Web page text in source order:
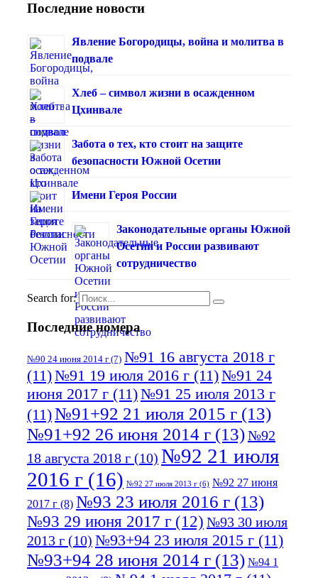
Последние новости
Явление Богородицы, война и молитва в
подвале
Хлеб – символ жизни в осажденном
Цхинвале
Забота о тех, кто стоит на защите
безопасности Южной Осетии
Имени Героя России
Законодательные органы Южной
Осетии и России развивают
сотрудничество
Search for:
Последние номера
№90 24 июня 2014 г (7) №91 16 августа 2018 г
(11)№91 19 июля 2016 г (11)№91 24
июня 2017 г (11)№91 25 июля 2013 г
(11)№91+92 21 июля 2015 г (13)
№91+92 26 июня 2014 г (13)№92
18 августа 2018 г (10) №92 21 июля
2016 г (16) №92 27 июля 2013 г (6) №92 27 июня
2017 г (8) №93 23 июля 2016 г (13)
№93 29 июня 2017 г (12) №93 30 июля
2013 г (10) №93+94 23 июля 2015 г (11)
№93+94 28 июня 2014 г (13) №94 1